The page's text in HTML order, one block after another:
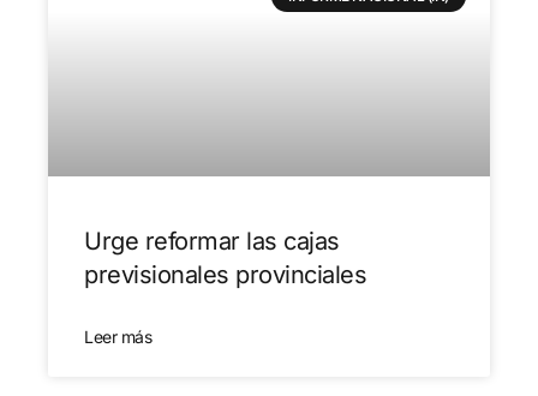
Urge reformar las cajas
previsionales provinciales
Leer más